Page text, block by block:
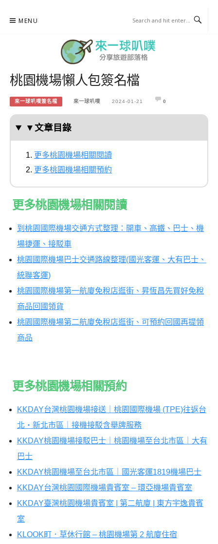
MENU
來一球叭噗
桃園機場懶人包簽名檔
來一球叭噗簽名檔 來一球叭噗 2024-01-21 0
▼文章目錄
更多桃園機場相關閱讀
更多桃園機場相關預約
更多桃園機場相關閱讀
到桃園國際機場交通方式整理：開車、高鐵、巴士、機
場捷運、接駁車
桃園國際機場巴士交通路線整理(國光客運、大有巴士、
統聯客運)
桃園國際機場第一航廈免稅店逛街、昇恆昌先買好免稅
商品回國領貨
桃園國際機場第二航廈免稅店逛街、可預約回國再提領
商品
更多桃園機場相關預約
KKDAY台灣桃園機場接送｜桃園國際機場 (TPE)往返台
北・新北市區｜接機接駁含舉牌服務
KKDAY桃園機場接駁巴士｜桃園機場至台北市區｜大有
巴士
KKDAY桃園機場至台北市區｜國光客運1819機場巴士
KKDAY台灣桃園國際機場貴賓室 – 環亞機場貴賓室
KKDAY臺灣桃園機場貴賓室 | 第二航廈 | 東方宇逸貴賓
室
KLOOK町．草休行館 – 桃園機場第 2 航廈住宿